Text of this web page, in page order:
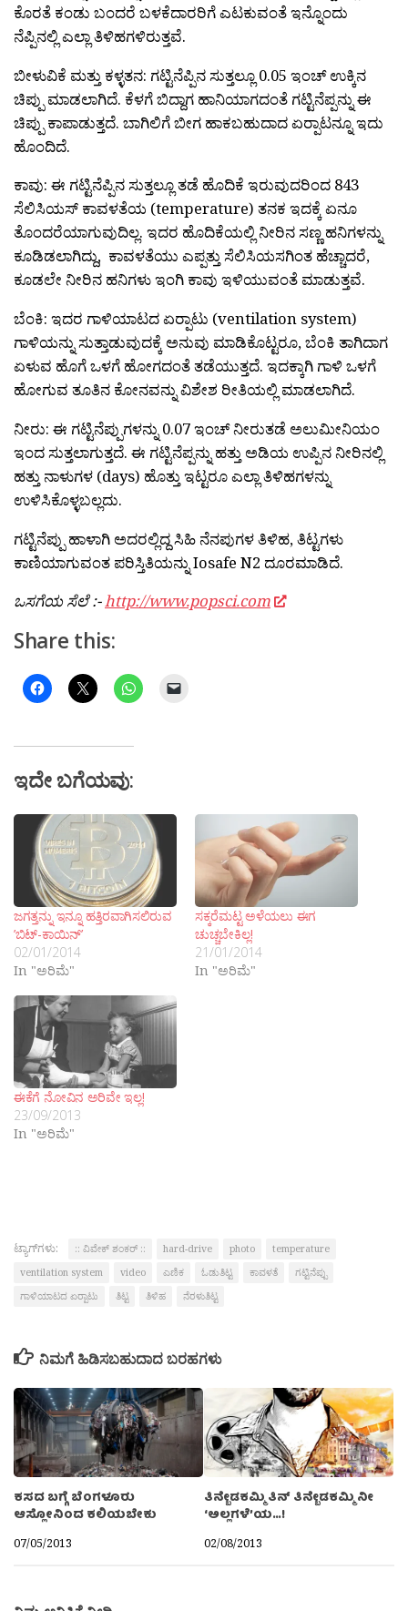
ಕೊರತೆ ಕಂಡು ಬಂದರೆ ಬಳಕೆದಾರರಿಗೆ ಎಟಕುವಂತೆ ಇನ್ನೊಂದು
ನೆಪ್ಪಿನಲ್ಲಿ ಎಲ್ಲಾ ತಿಳಿಹಗಳಿರುತ್ತವೆ.
ಬೀಳುವಿಕೆ ಮತ್ತು ಕಳ್ಳತನ: ಗಟ್ಟಿನೆಪ್ಪಿನ ಸುತ್ತಲ್ಲೂ 0.05 ಇಂಚ್ ಉಕ್ಕಿನ
ಚಿಪ್ಪು ಮಾಡಲಾಗಿದೆ. ಕೆಳಗೆ ಬಿದ್ದಾಗ ಹಾನಿಯಾಗದಂತೆ ಗಟ್ಟಿನೆಪ್ಪನ್ನು ಈ
ಚಿಪ್ಪು ಕಾಪಾಡುತ್ತದೆ. ಬಾಗಿಲಿಗೆ ಬೀಗ ಹಾಕಬಹುದಾದ ಏರ‍್ಪಾಟನ್ನೂ ಇದು
ಹೊಂದಿದೆ.
ಕಾವು: ಈ ಗಟ್ಟಿನೆಪ್ಪಿನ ಸುತ್ತಲ್ಲೂ ತಡೆ ಹೊದಿಕೆ ಇರುವುದರಿಂದ 843
ಸೆಲಿಸಿಯಸ್ ಕಾವಳತೆಯ (temperature) ತನಕ ಇದಕ್ಕೆ ಏನೂ
ತೊಂದರೆಯಾಗುವುದಿಲ್ಲ. ಇದರ ಹೊದಿಕೆಯಲ್ಲಿ ನೀರಿನ ಸಣ್ಣ ಹನಿಗಳನ್ನು
ಕೂಡಿಡಲಾಗಿದ್ದು, ಕಾವಳತೆಯು ಎಪ್ಪತ್ತು ಸೆಲಿಸಿಯಸಗಿಂತ ಹೆಚ್ಚಾದರೆ,
ಕೂಡಲೇ ನೀರಿನ ಹನಿಗಳು ಇಂಗಿ ಕಾವು ಇಳಿಯುವಂತೆ ಮಾಡುತ್ತವೆ.
ಬೆಂಕಿ: ಇದರ ಗಾಳಿಯಾಟದ ಏರ‍್ಪಾಟು (ventilation system)
ಗಾಳಿಯನ್ನು ಸುತ್ತಾಡುವುದಕ್ಕೆ ಅನುವು ಮಾಡಿಕೊಟ್ಟರೂ, ಬೆಂಕಿ ತಾಗಿದಾಗ
ಏಳುವ ಹೊಗೆ ಒಳಗೆ ಹೋಗದಂತೆ ತಡೆಯುತ್ತದೆ. ಇದಕ್ಕಾಗಿ ಗಾಳಿ ಒಳಗೆ
ಹೋಗುವ ತೂತಿನ ಕೋನವನ್ನು ವಿಶೇಶ ರೀತಿಯಲ್ಲಿ ಮಾಡಲಾಗಿದೆ.
ನೀರು: ಈ ಗಟ್ಟಿನೆಪ್ಪುಗಳನ್ನು 0.07 ಇಂಚ್ ನೀರುತಡೆ ಅಲುಮೀನಿಯಂ
ಇಂದ ಸುತ್ತಲಾಗುತ್ತದೆ. ಈ ಗಟ್ಟಿನೆಪ್ಪನ್ನು ಹತ್ತು ಅಡಿಯ ಉಪ್ಪಿನ ನೀರಿನಲ್ಲಿ
ಹತ್ತು ನಾಳುಗಳ (days) ಹೊತ್ತು ಇಟ್ಟರೂ ಎಲ್ಲಾ ತಿಳಿಹಗಳನ್ನು
ಉಳಿಸಿಕೊಳ್ಳಬಲ್ಲದು.
ಗಟ್ಟಿನೆಪ್ಪು ಹಾಳಾಗಿ ಅದರಲ್ಲಿದ್ದ ಸಿಹಿ ನೆನಪುಗಳ ತಿಳಿಹ, ತಿಟ್ಟಗಳು
ಕಾಣಿಯಾಗುವಂತ ಪರಿಸ್ತಿತಿಯನ್ನು Iosafe N2 ದೂರಮಾಡಿದೆ.
ಒಸಗೆಯ ಸೆಲೆ :-http://www.popsci.com
Share this:
ಇದೇ ಬಗೆಯವು:
ಜಗತ್ತನ್ನು ಇನ್ನೂ ಹತ್ತಿರವಾಗಿಸಲಿರುವ
’ಬಿಟ್-ಕಾಯಿನ್’
02/01/2014
In "ಅರಿಮೆ"
ಸಕ್ಕರೆಮಟ್ಟ ಅಳೆಯಲು ಈಗ
ಚುಚ್ಚಬೇಕಿಲ್ಲ!
21/01/2014
In "ಅರಿಮೆ"
ಈಕೆಗೆ ನೋವಿನ ಅರಿವೇ ಇಲ್ಲ!
23/09/2013
In "ಅರಿಮೆ"
ಟ್ಯಾಗ್‌ಗಳು: :: ವಿವೇಕ್ ಶಂಕರ್ :: hard-drive photo
temperature
ventilation system
video ಎಣಿಕ ಓಡುತಿಟ್ಟ ಕಾವಳತೆ
ಗಟ್ಟಿನೆಪ್ಪು
ಗಾಳಿಯಾಟದ ಏರ‍್ಪಾಟು
ತಿಟ್ಟ ತಿಳಿಹ ನೆರಳುತಿಟ್ಟ
ನಿಮಗೆ ಹಿಡಿಸಬಹುದಾದ ಬರಹಗಳು
ಕಸದ ಬಗ್ಗೆ ಬೆಂಗಳೂರು
ಆಸ್ಲೋನಿಂದ ಕಲಿಯಬೇಕು
07/05/2013
ತಿನ್ಬೇಡಕಮ್ಮಿ ತಿನ್ ತಿನ್ಬೇಡಕಮ್ಮಿ ನೀ
‘ಅಲ್ಲಗಳೆ’ಯ…!
02/08/2013